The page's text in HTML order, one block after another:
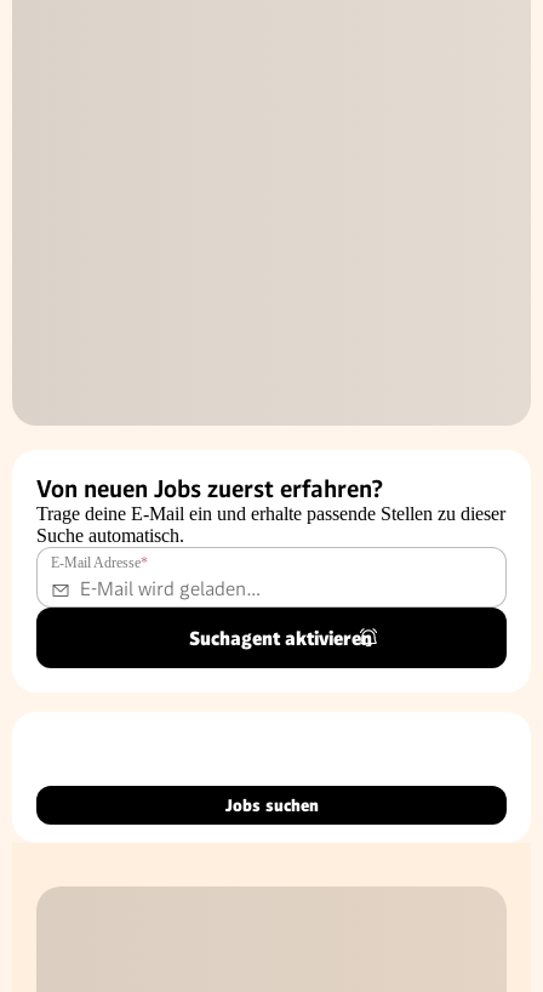
Von neuen Jobs zuerst erfahren?
Trage deine E-Mail ein und erhalte passende Stellen zu dieser
Suche automatisch.
E-Mail Adresse*
Suchagent aktivieren
Jobs suchen